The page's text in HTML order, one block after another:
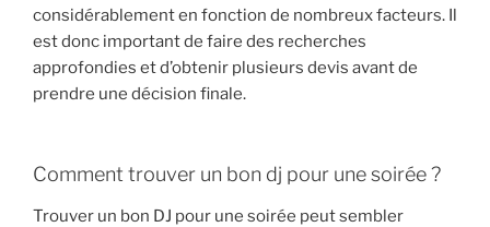
considérablement en fonction de nombreux facteurs. Il
est donc important de faire des recherches
approfondies et d’obtenir plusieurs devis avant de
prendre une décision finale.
Comment trouver un bon dj pour une soirée ?
Trouver un bon DJ pour une soirée peut sembler